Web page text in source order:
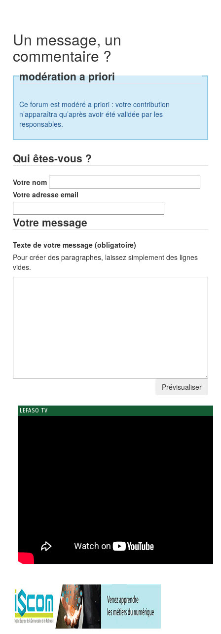
Un message, un
commentaire ?
modération a priori
Ce forum est modéré a priori : votre contribution
n’apparaîtra qu’après avoir été validée par les
responsables.
Qui êtes-vous ?
Votre nom
Votre adresse email
Votre message
Texte de votre message (obligatoire)
Pour créer des paragraphes, laissez simplement des lignes
vides.
LEFASO TV